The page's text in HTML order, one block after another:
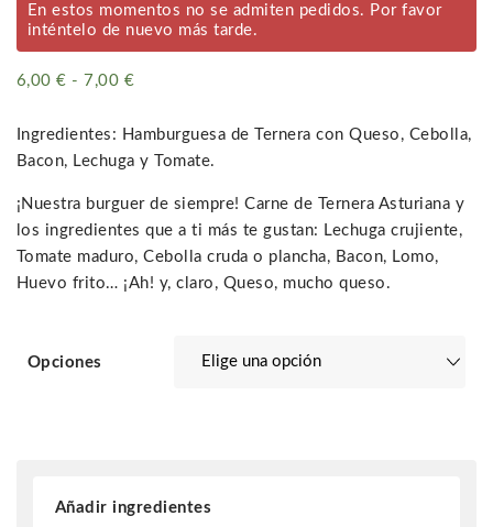
En estos momentos no se admiten pedidos. Por favor
inténtelo de nuevo más tarde.
6,00€ - 7,00 €
precios:
desde
hasta
7,00 €
Ingredientes: Hamburguesa de Ternera con Queso, Cebolla,
Bacon, Lechuga y Tomate.
¡Nuestra burguer de siempre! Carne de Ternera Asturiana y
los ingredientes que a ti más te gustan: Lechuga crujiente,
Tomate maduro, Cebolla cruda o plancha, Bacon, Lomo,
Huevo frito… ¡Ah! y, claro, Queso, mucho queso.
Opciones
Añadir ingredientes